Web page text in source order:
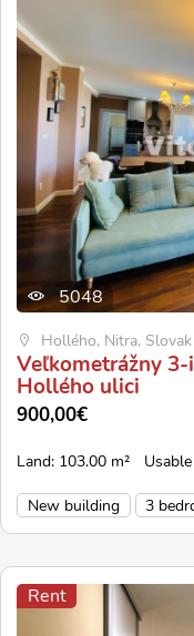
5048
Hollého, Nitra,
Veľkometrážny
Hollého ulici
900,00€
Land: 103.00 m²
New building
3
Rent